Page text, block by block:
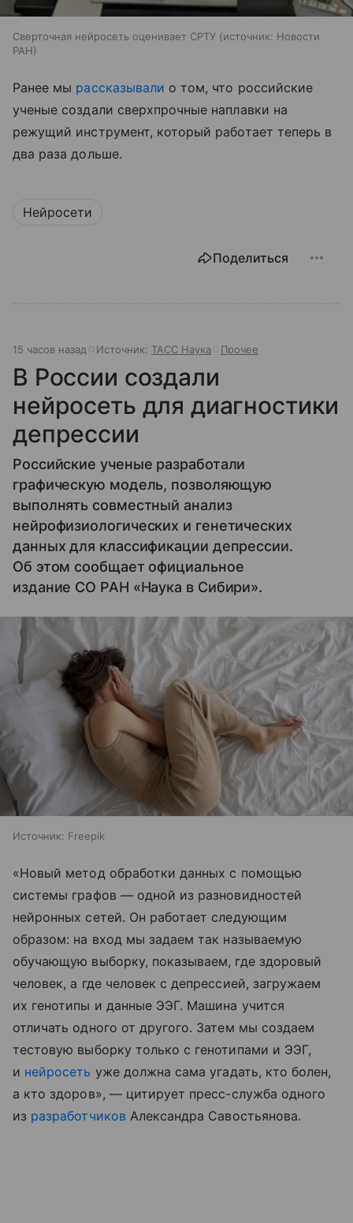
Сверточная нейросеть оценивает СРТУ источник: Новости
РАН
Ранее мы рассказывали о том, что российские
ученые создали сверхпрочные наплавки на
режущий инструмент, который работает теперь в
два раза дольше.
Нейросети
Поделиться
15 часов назад Источник: ТАСС Наука Прочее
В России создали
нейросеть для диагностики
депрессии
Российские ученые разработали
графическую модель, позволяющую
выполнять совместный анализ
нейрофизиологических и генетических
данных для классификации депрессии.
Об этом сообщает официальное
издание СО РАН «Наука в Сибири».
Источник: Freepik
«Новый метод обработки данных с помощью
системы графов — одной из разновидностей
нейронных сетей. Он работает следующим
образом: на вход мы задаем так называемую
обучающую выборку, показываем, где здоровый
человек, а где человек с депрессией, загружаем
их генотипы и данные ЭЭГ. Машина учится
отличать одного от другого. Затем мы создаем
тестовую выборку только с генотипами и ЭЭГ,
и нейросеть уже должна сама угадать, кто болен,
а кто здоров», — цитирует пресс-служба одного
из разработчиков Александра Савостьянова.